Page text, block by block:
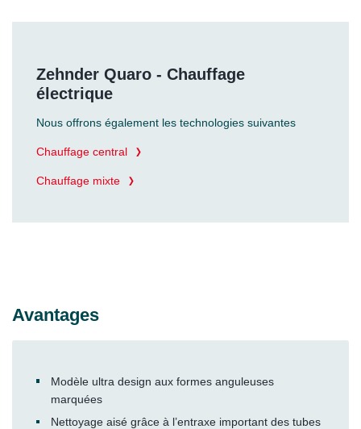
Zehnder Quaro - Chauffage
électrique
Nous offrons également les technologies suivantes
Chauffage central
Chauffage mixte
Avantages
Modèle ultra design aux formes anguleuses
marquées
Nettoyage aisé grâce à l’entraxe important des tubes